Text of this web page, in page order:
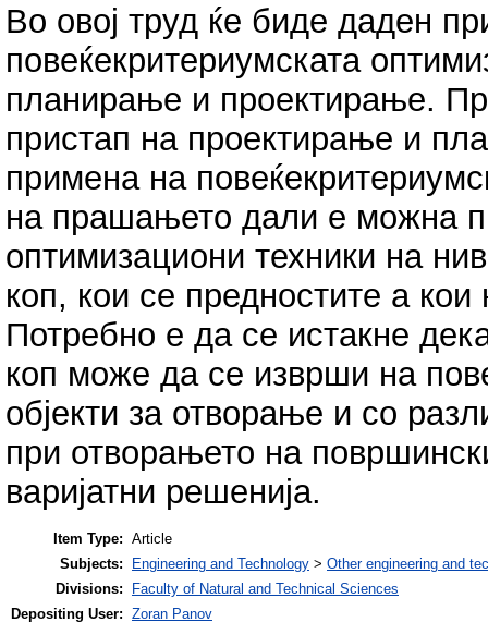
Во овој труд ќе биде даден
повеќекритериумската
планирање и проектирање.
пристап на проектирање и
примена на
на прашањето дали е можна
оптимизациони техники на
коп, кои се предностите а кои
Потребно е да се истакне
коп може да се изврши на
објекти за отворање и со
при отворањето на
варијатни решенија.
Item Type: Article
Subjects:
Engineering and Technology > Other engineering and
Divisions:
Faculty of Natural and Technical Sciences
Depositing User: Zoran Panov